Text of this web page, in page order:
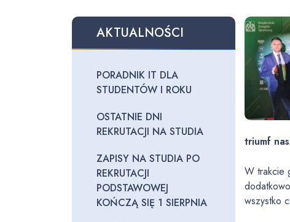
AKTUALNOŚCI
PORADNIK IT DLA
STUDENTÓW I ROKU
OSTATNIE DNI
REKRUTACJI NA STUDIA
ZAPISY NA STUDIA PO
REKRUTACJI
PODSTAWOWEJ
KOŃCZĄ SIĘ 1 SIERPNIA
triumf
W trakcie
wszystko